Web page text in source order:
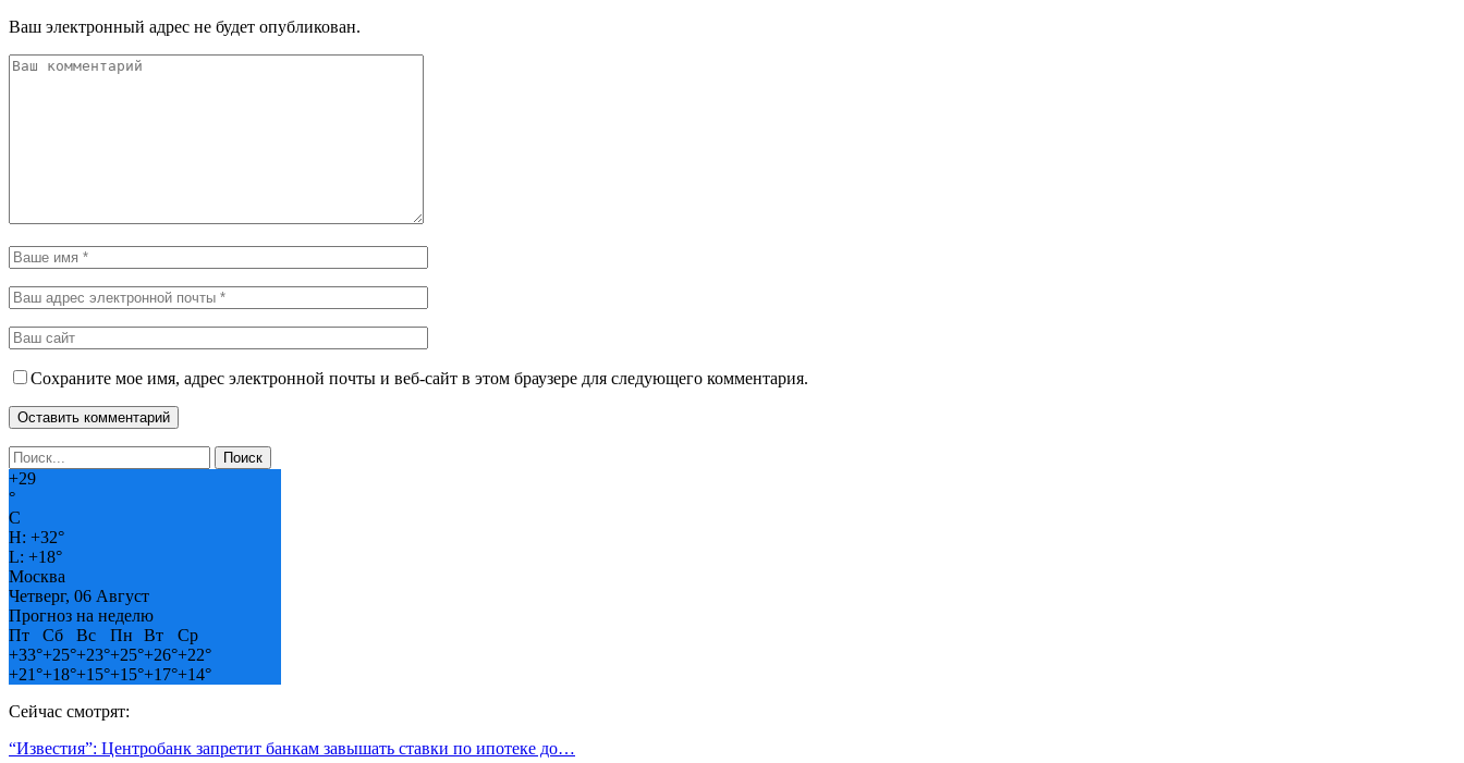
Ваш электронный адрес не будет опубликован.
Сохраните мое имя, адрес электронной почты и веб-сайт в этом браузере для следующего комментария.
+29
°
C
H: +32°
L: +18°
Москва
Четверг, 06 Август
Прогноз на неделю
Пт
Сб Вс Пн Вт
Ср
+33°+25°+23°+25°+26°+22°
+21°+18°+15°+15°+17°+14°
Сейчас смотрят:
“Известия”: Центробанк запретит банкам завышать ставки по ипотеке до…